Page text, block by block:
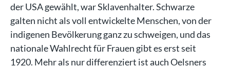
der USA gewählt, war Sklavenhalter. Schwarze
galten nicht als voll entwickelte Menschen, von der
indigenen Bevölkerung ganz zu schweigen, und das
nationale Wahlrecht für Frauen gibt es erst seit
1920. Mehr als nur differenziert ist auch Oelsners